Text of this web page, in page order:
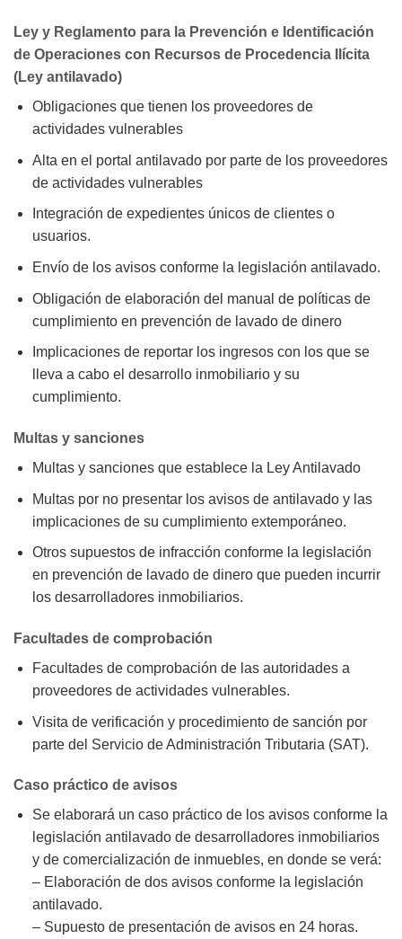
Ley y Reglamento para la Prevención e Identificación
de Operaciones con Recursos de Procedencia Ilícita
(Ley antilavado)
Obligaciones que tienen los proveedores de
actividades vulnerables
Alta en el portal antilavado por parte de los proveedores
de actividades vulnerables
Integración de expedientes únicos de clientes o
usuarios.
Envío de los avisos conforme la legislación antilavado.
Obligación de elaboración del manual de políticas de
cumplimiento en prevención de lavado de dinero
Implicaciones de reportar los ingresos con los que se
lleva a cabo el desarrollo inmobiliario y su
cumplimiento.
Multas y sanciones
Multas y sanciones que establece la Ley Antilavado
Multas por no presentar los avisos de antilavado y las
implicaciones de su cumplimiento extemporáneo.
Otros supuestos de infracción conforme la legislación
en prevención de lavado de dinero que pueden incurrir
los desarrolladores inmobiliarios.
Facultades de comprobación
Facultades de comprobación de las autoridades a
proveedores de actividades vulnerables.
Visita de verificación y procedimiento de sanción por
parte del Servicio de Administración Tributaria (SAT).
Caso práctico de avisos
Se elaborará un caso práctico de los avisos conforme la
legislación antilavado de desarrolladores inmobiliarios
y de comercialización de inmuebles, en donde se verá:
– Elaboración de dos avisos conforme la legislación
antilavado.
– Supuesto de presentación de avisos en 24 horas.